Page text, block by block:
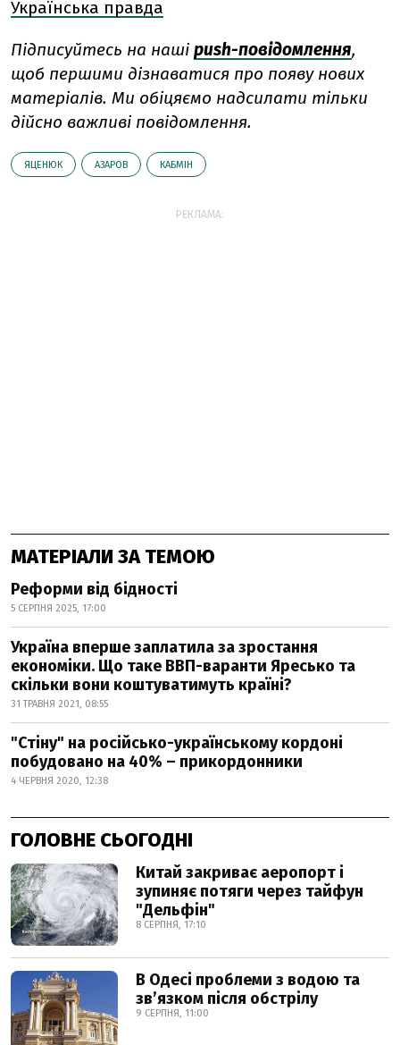
Українська правда
Підписуйтесь на наші push-повідомлення,
щоб першими дізнаватися про появу нових
матеріалів. Ми обіцяємо надсилати тільки
дійсно важливі повідомлення.
ЯЦЕНЮК АЗАРОВ КАБМІН
РЕКЛАМА:
МАТЕРІАЛИ ЗА ТЕМОЮ
Реформи від бідності
5 СЕРПНЯ 2025, 17:00
Україна вперше заплатила за зростання
економіки. Що таке ВВП-варанти Яресько та
скільки вони коштуватимуть країні?
31 ТРАВНЯ 2021, 08:55
"Стіну" на російсько-українському кордоні
побудовано на 40% – прикордонники
4 ЧЕРВНЯ 2020, 12:38
ГОЛОВНЕ СЬОГОДНІ
Китай закриває аеропорт і
зупиняє потяги через тайфун
"Дельфін"
8 СЕРПНЯ, 17:10
В Одесі проблеми з водою та
звʼязком після обстрілу
9 СЕРПНЯ, 11:00